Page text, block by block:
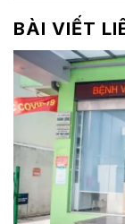
BÀI VIẾT